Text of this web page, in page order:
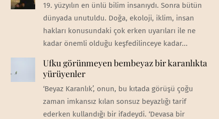
19. yüzyılın en ünlü bilim insanıydı. Sonra bütün
dünyada unutuldu. Doğa, ekoloji, iklim, insan
hakları konusundaki çok erken uyarıları ile ne
kadar önemli olduğu keşfedilinceye kadar...
Ufku görünmeyen bembeyaz bir karanlıkta
yürüyenler
‘Beyaz Karanlık’, onun, bu kıtada görüşü çoğu
zaman imkansız kılan sonsuz beyazlığı tarif
ederken kullandığı bir ifadeydi. ‘Devasa bir